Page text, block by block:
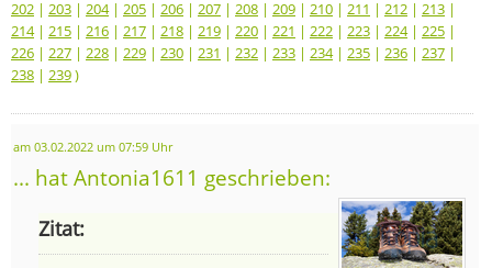
202 | 203 | 204| 205 | 206 | 207 | 208 | 209 | 210 | 211 | 212 | 213 |
214| 215 | 216 | 217 | 218 | 219 | 220 | 221 | 222 | 223 | 224| 225 |
226 | 227 | 228 | 229 | 230 | 231 | 232 | 233 | 234| 235 | 236 | 237 |
238 | 239)
am 03.02.2022 um 07:59 Uhr
... hat Antonia1611 geschrieben:
Zitat: